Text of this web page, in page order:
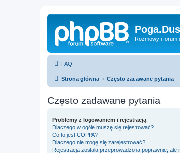
Rozmowy i forum
FAQ
Strona główna Często zadawane pytania
Często zadawane pytania
Problemy z logowaniem i rejestracją
Dlaczego w ogóle muszę się rejestrować?
Co to jest COPPA?
Dlaczego nie mogę się zarejestrować?
Rejestracja została przeprowadzona poprawnie, ale